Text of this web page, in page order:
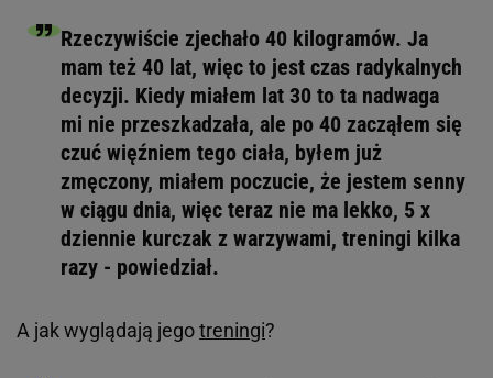
Rzeczywiście zjechało 40 kilogramów. Ja
mam też 40 lat, więc to jest czas radykalnych
decyzji. Kiedy miałem lat 30 to ta nadwaga
mi nie przeszkadzała, ale po 40 zacząłem się
czuć więźniem tego ciała, byłem już
zmęczony, miałem poczucie, że jestem senny
w ciągu dnia, więc teraz nie ma lekko, 5 x
dziennie kurczak z warzywami, treningi kilka
razy - powiedział.
A jak wyglądają jegotreningi?